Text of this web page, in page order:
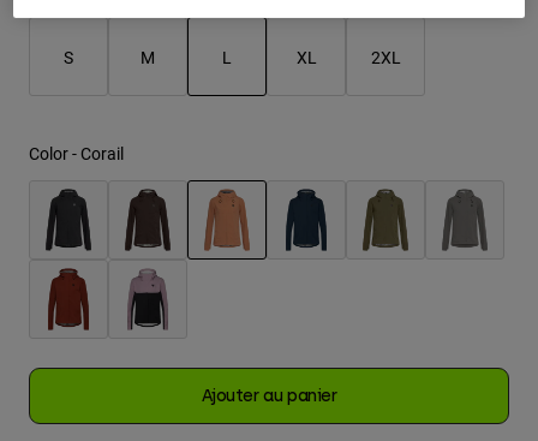
Hats
Shirts
S M L XL 2XL
Color - Corail
Ajouter au panier